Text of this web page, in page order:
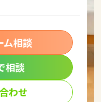
ム相談
相談
わせ